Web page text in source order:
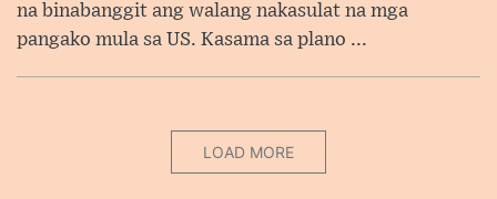
na binabanggit ang walang nakasulat na mga
pangako mula sa US. Kasama sa plano ...
LOAD MORE